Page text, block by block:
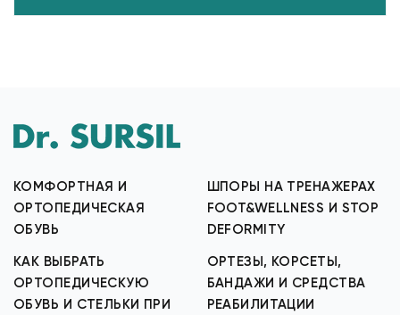
КОМФОРТНАЯ И
ОРТОПЕДИЧЕСКАЯ
ОБУВЬ
КАК ВЫБРАТЬ
ОРТОПЕДИЧЕСКУЮ
ОБУВЬ И СТЕЛЬКИ ПРИ
ШПОРЫ НА ТРЕНАЖЕРАХ
FOOT&WELLNESS И STOP
DEFORMITY
ОРТЕЗЫ, КОРСЕТЫ,
БАНДАЖИ И СРЕДСТВА
РЕАБИЛИТАЦИИ